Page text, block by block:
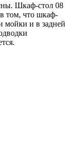
Шкаф-стол 08
том, что шкаф-
мойки и в задней